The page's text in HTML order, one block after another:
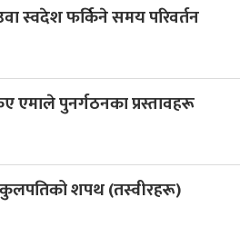
स्वदेश फर्किने समय परिवर्तन
एमाले पुनर्गठनका प्रस्तावहरू
कुलपतिको शपथ (तस्वीरहरू)